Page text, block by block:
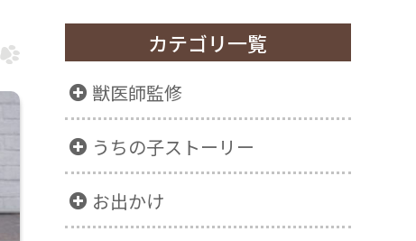
カテゴリ一覧
獣医師監修
うちの子ストーリー
お出かけ